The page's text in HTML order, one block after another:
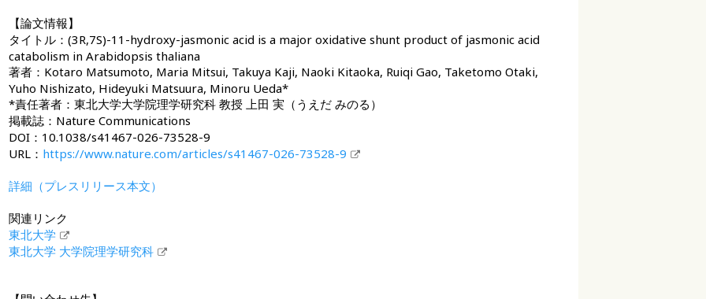
【論文情報】
タイトル：(3R,7S)-11-hydroxy-jasmonic acid is a major oxidative shunt product of jasmonic acid
catabolism in Arabidopsis thaliana
著者：Kotaro Matsumoto, Maria Mitsui, Takuya Kaji, Naoki Kitaoka, Ruiqi Gao, Taketomo Otaki,
Yuho Nishizato, Hideyuki Matsuura, Minoru Ueda*
*責任著者：東北大学大学院理学研究科 教授 上田 実（うえだ みのる）
掲載誌：Nature Communications
DOI：10.1038/s41467-026-73528-9
URL： https://www.nature.com/articles/s41467-026-73528-9
詳細（プレスリリース本文）
関連リンク
東北大学
東北大学 大学院理学研究科